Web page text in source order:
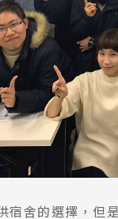
宿舍的選擇，但